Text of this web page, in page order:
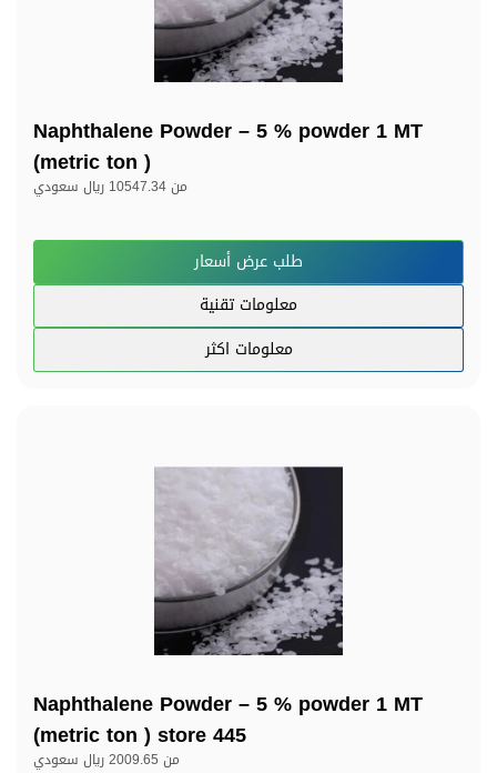
Naphthalene Powder – 5 % powder 1 MT
(metric ton )
من10547.34 ريال سعودي
طلب عرض أسعار
معلومات تقنية
معلومات اكثر
Naphthalene Powder – 5 % powder 1 MT
(metric ton ) store 445
من 2009.65 ريال سعودي